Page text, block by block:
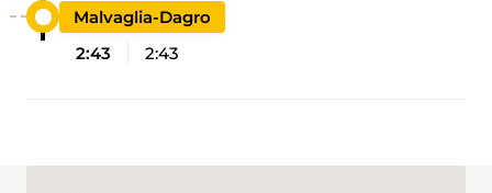
Malvaglia-Dagro
2:43
2:43